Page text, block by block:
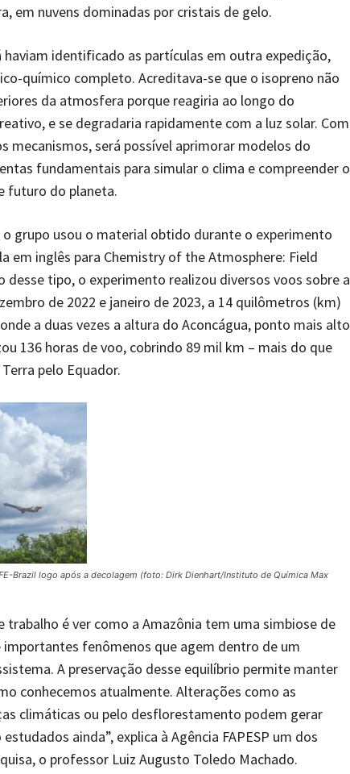
em nuvens dominadas por cristais de gelo.
identificado as partículas em outra expedição,
químico completo. Acreditava-se que o isopreno não
da atmosfera porque reagiria ao longo do
e se degradaria rapidamente com a luz solar. Com
mecanismos, será possível aprimorar modelos do
fundamentais para simular o clima e compreender o
futuro do planeta.
o grupo usou o material obtido durante o experimento
em inglês para Chemistry of the Atmosphere: Field
desse tipo, o experimento realizou diversos voos sobre a
de 2022 e janeiro de 2023, a 14 quilômetros (km)
a duas vezes a altura do Aconcágua, ponto mais alto
136 horas de voo, cobrindo 89 mil km – mais do que
pelo Equador.
Brazil logo após a decolagem (foto: Dirk Dienhart/Instituto de Química Max
trabalho é ver como a Amazônia tem uma simbiose de
importantes fenômenos que agem dentro de um
A preservação desse equilíbrio permite manter
conhecemos atualmente. Alterações como as
climáticas ou pelo desflorestamento podem gerar
ainda”, explica à Agência FAPESP um dos
o professor Luiz Augusto Toledo Machado.